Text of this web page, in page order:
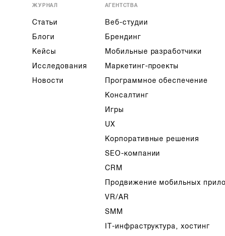
ЖУРНАЛ
Статьи
Блоги
Кейсы
Исследования
Новости
АГЕНТСТВА
Веб-студии
Брендинг
Мобильные разработчики
Маркетинг-проекты
Программное обеспечение
Консалтинг
Игры
UX
Корпоративные решения
SEO-компании
CRM
Продвижение мобильных
VR/AR
SMM
IT-инфраструктура, хостинг